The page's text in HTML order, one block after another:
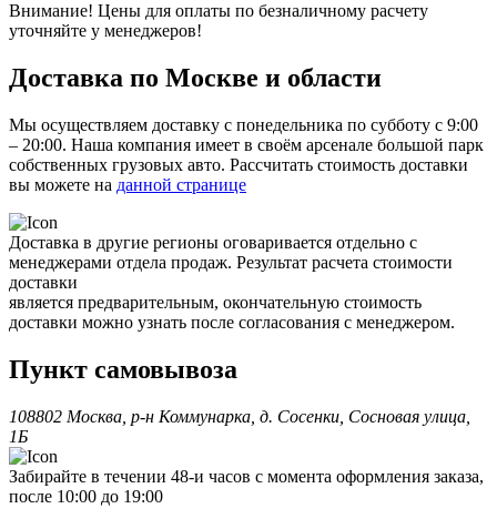
Внимание! Цены для оплаты по безналичному расчету
уточняйте у менеджеров!
Доставка по Москве и области
Мы осуществляем доставку с понедельника по субботу с 9:00
– 20:00. Наша компания имеет в своём арсенале большой парк
собственных грузовых авто. Рассчитать стоимость доставки
вы можете на данной странице
Доставка в другие регионы оговаривается отдельно с
менеджерами отдела продаж. Результат расчета стоимости
доставки
является предварительным, окончательную стоимость
доставки можно узнать после согласования с менеджером.
Пункт самовывоза
108802 Москва, р-н Коммунарка, д. Сосенки, Сосновая улица,
1Б
Забирайте в течении 48-и часов с момента оформления заказа,
после 10:00 до 19:00